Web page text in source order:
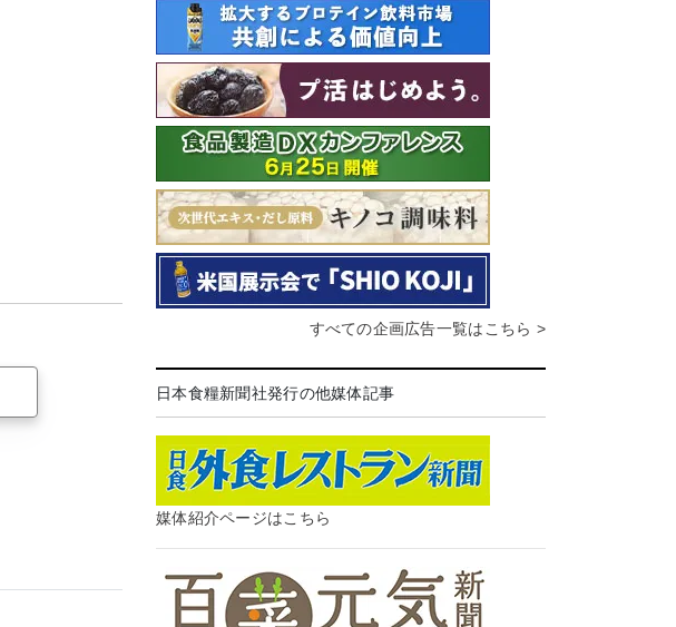
すべての企画広告一覧はこちら >
日本食糧新聞社発行の他媒体記事
媒体紹介ページはこちら